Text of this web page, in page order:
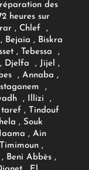
des
heures sur
, Chlef ,
Bejaia , Biskra
, Tebessa ,
Djelfa , Jijel ,
, Annaba ,
,
, Illizi ,
, Tindouf
, Souk
, Ain
,
Beni Abbès ,